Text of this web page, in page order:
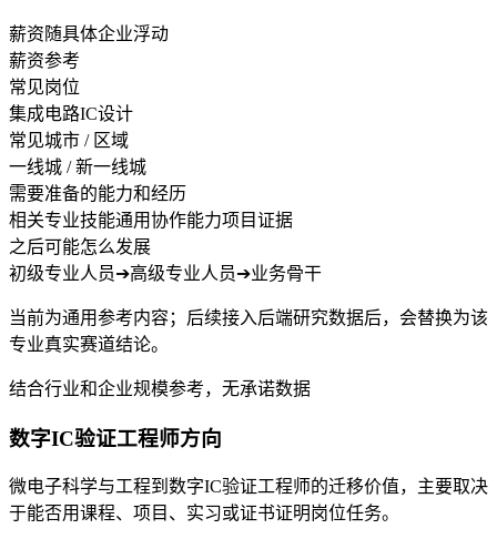
薪资随具体企业浮动
薪资参考
常见岗位
集成电路IC设计
常见城市 / 区域
一线城 / 新一线城
需要准备的能力和经历
相关专业技能通用协作能力项目证据
之后可能怎么发展
初级专业人员➔高级专业人员➔业务骨干
当前为通用参考内容；后续接入后端研究数据后，会替换为该
专业真实赛道结论。
结合行业和企业规模参考，无承诺数据
数字IC验证工程师方向
微电子科学与工程到数字IC验证工程师的迁移价值，主要取决
于能否用课程、项目、实习或证书证明岗位任务。